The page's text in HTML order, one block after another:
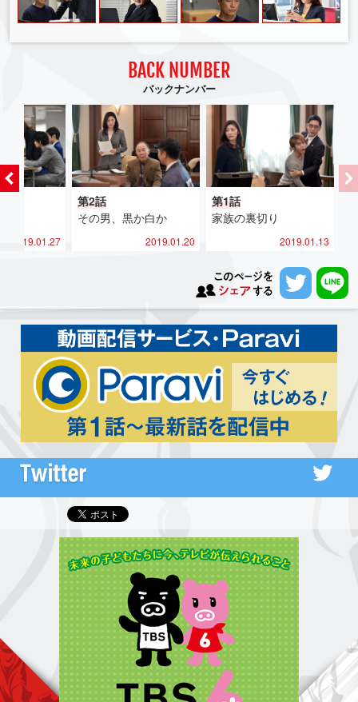
バックナンバー
2019.01.27
第2話
その男、黒か白か
2019.01.20
第1話
家族の裏切り
2019.01.13
このページ
ツイー